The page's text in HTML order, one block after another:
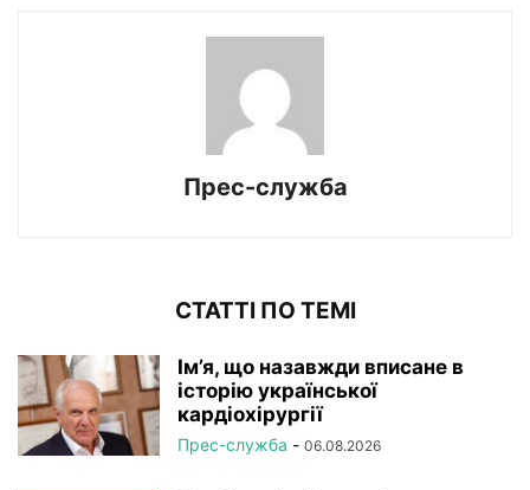
Прес-служба
СТАТТІ ПО ТЕМІ
Ім’я, що назавжди вписане в
історію української
кардіохірургії
Прес-служба - 06.08.2026